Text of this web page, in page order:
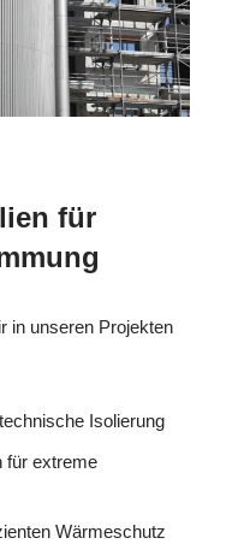
für
in unseren Projekten
Isolierung
für extreme
Wärmeschutz